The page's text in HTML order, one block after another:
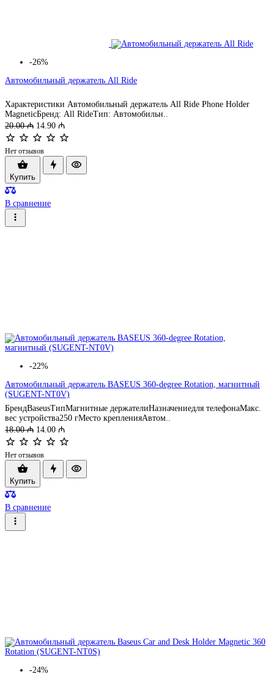
-26%
Автомобильный держатель All Ride
Характеристики Автомобильный держатель All Ride Phone Holder
MagneticБренд: All RideТип: Автомобильн..
20.00 ₼ 14.90 ₼
Нет отзывов
Купить
В сравнение
-22%
Автомобильный держатель BASEUS 360-degree Rotation, магнитный
(SUGENT-NT0V)
БрендBaseusТипМагнитные держателиНазначениедля телефонаМакс.
вес устройства250 гМесто крепленияАвтом..
18.00 ₼ 14.00 ₼
Нет отзывов
Купить
В сравнение
-24%